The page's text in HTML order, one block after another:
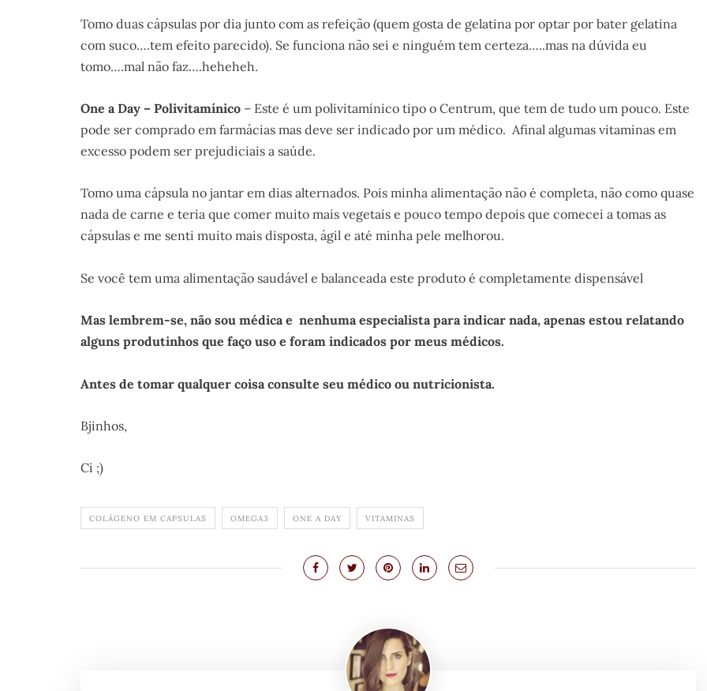
Tomo duas cápsulas por dia junto com as refeição (quem gosta de gelatina por optar por bater gelatina
com suco….tem efeito parecido). Se funciona não sei e ninguém tem certeza…..mas na dúvida eu
tomo….mal não faz….heheheh.
One a Day – Polivitamínico – Este é um polivitamínico tipo o Centrum, que tem de tudo um pouco. Este
pode ser comprado em farmácias mas deve ser indicado por um médico. Afinal algumas vitaminas em
excesso podem ser prejudiciais a saúde.
Tomo uma cápsula no jantar em dias alternados. Pois minha alimentação não é completa, não como quase
nada de carne e teria que comer muito mais vegetais e pouco tempo depois que comecei a tomas as
cápsulas e me senti muito mais disposta, ágil e até minha pele melhorou.
Se você tem uma alimentação saudável e balanceada este produto é completamente dispensável
Mas lembrem-se, não sou médica e nenhuma especialista para indicar nada, apenas estou relatando
alguns produtinhos que faço uso e foram indicados por meus médicos.
Antes de tomar qualquer coisa consulte seu médico ou nutricionista.
Bjinhos,
Ci ;)
COLÁGENO EM CAPSULAS OMEGA3 ONE A DAY VITAMINAS